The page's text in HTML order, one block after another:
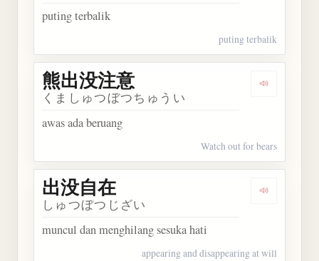
puting terbalik
puting terbalik
Dengarkan
熊出没注意
くましゅつぼつちゅうい
awas ada beruang
Watch out for bears
Dengarkan
出没自在
しゅつぼつじざい
muncul dan menghilang sesuka hati
appearing and disappearing at will